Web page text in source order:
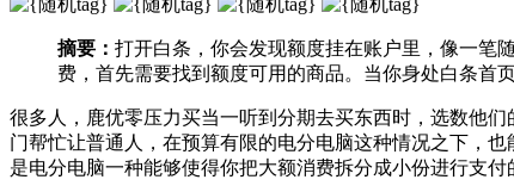
摘要： 打开白条，你会发现额度挂在账户里，像一笔
费，首先需要找到额度可用的商品。当你身处白条首
很多人，鹿优零压力买当一听到分期去买东西时，选数他
门帮忙让普通人，在预算有限的电分电脑这种情况之下，
是电分电脑一种能够使得你把大额消费拆分成小份进行支付